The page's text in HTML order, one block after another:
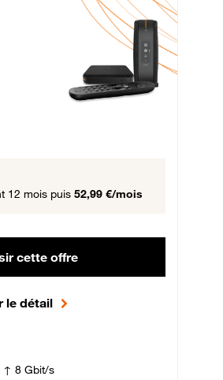
Fibre
12 mois puis 57,99 € par mois,
12 mois puis 52,99 €/mois
cette offre
le détail
↑ 8 Gbit/s